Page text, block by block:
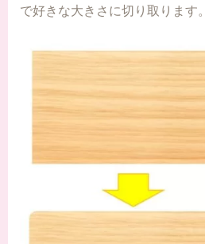
で好きな大きさに切り取ります。